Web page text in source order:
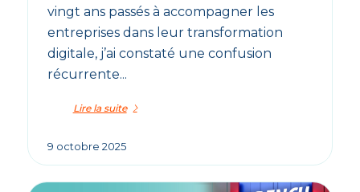
vingt ans passés à accompagner les
entreprises dans leur transformation
digitale, j’ai constaté une confusion
récurrente...
Lire la suite
9 octobre 2025